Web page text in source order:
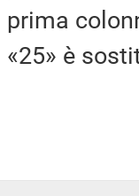
prima
«25» è